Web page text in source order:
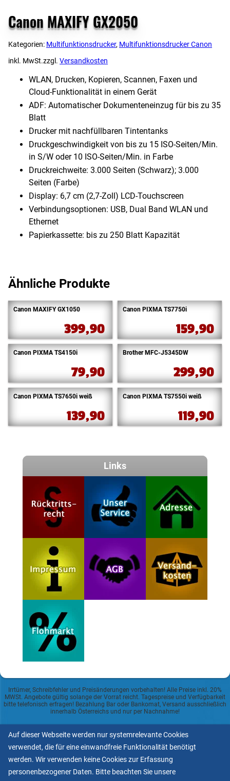
Canon MAXIFY GX2050
Kategorien: Multifunktionsdrucker, Multifunktionsdrucker Canon
inkl. MwSt.zzgl. Versandkosten
WLAN, Drucken, Kopieren, Scannen, Faxen und
Cloud-Funktionalität in einem Gerät
ADF: Automatischer Dokumenteneinzug für bis zu 35
Blatt
Drucker mit nachfüllbaren Tintentanks
Druckgeschwindigkeit von bis zu 15 ISO-Seiten/Min.
in S/W oder 10 ISO-Seiten/Min. in Farbe
Druckreichweite: 3.000 Seiten (Schwarz); 3.000
Seiten (Farbe)
Display: 6,7 cm (2,7-Zoll) LCD-Touchscreen
Verbindungsoptionen: USB, Dual Band WLAN und
Ethernet
Papierkassette: bis zu 250 Blatt Kapazität
Ähnliche Produkte
Canon MAXIFY GX1050
399,90
Canon PIXMA TS7750i
159,90
Canon PIXMA TS4150i
79,90
Brother MFC-J5345DW
299,90
Canon PIXMA TS7650i weiß
139,90
Canon PIXMA TS7550i weiß
119,90
Links
Irrtümer, Schreibfehler und Preisänderungen vorbehalten! Alle Preise inkl. 20%
MWSt. Angebote gültig solange der Vorrat reicht. Tagespreise und Verfügbarkeit
bitte telefonisch erfragen! Bezahlung Bar oder Bankomat, Versand ausschließlich
innerhalb Österreichs und nur per Nachnahme!
Datenschutzerklärung
Allgemeine Geschäftsbedingungen
Auf dieser Webseite werden nur systemrelevante Cookies
verwendet, die für eine einwandfreie Funktionalität benötigt
werden. Wir verwenden keine Cookies zur Erfassung
personenbezogener Daten. Bitte beachten Sie unsere